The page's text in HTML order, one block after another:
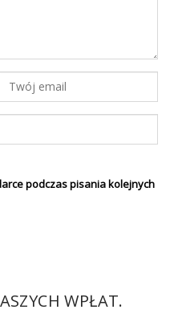
podczas pisania kolejnych
WPŁAT.